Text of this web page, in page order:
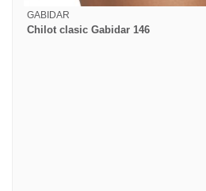
GABIDAR
Chilot clasic Gabidar 146